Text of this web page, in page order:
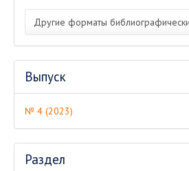
Другие форматы
Выпуск
№ 4 (2023)
Раздел